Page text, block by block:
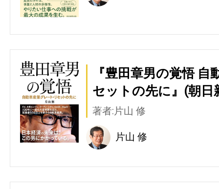
『豊田章男の覚悟
セットの先に』(朝日
著者:片山 修
片山 修